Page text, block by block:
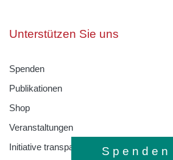
Spenden
Unterstützen Sie uns
Spenden
Publikationen
Shop
Veranstaltungen
Initiative transparente Zivilgesellschaft